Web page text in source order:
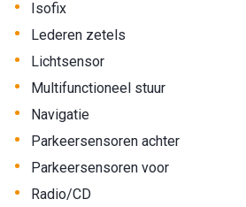
• Isofix
• Lederen zetels
• Lichtsensor
• Multifunctioneel stuur
• Navigatie
• Parkeersensoren achter
• Parkeersensoren voor
• Radio/CD